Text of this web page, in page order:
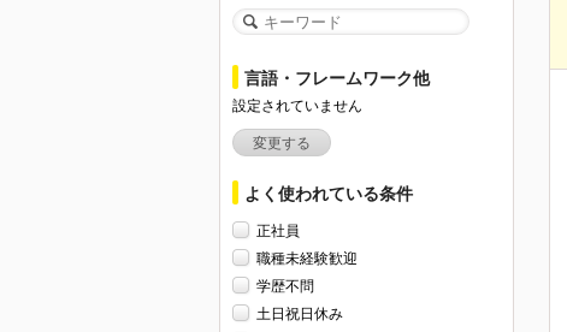
言語・フレームワーク他
設定されていません
変更する
よく使われている条件
正社員
職種未経験歓迎
学歴不問
土日祝日休み